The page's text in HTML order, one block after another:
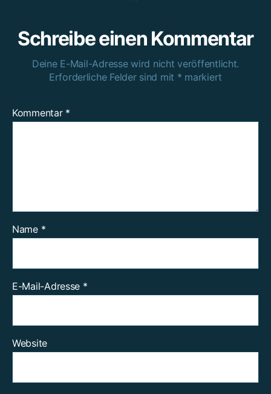
Schreibe einen Kommentar
Deine E-Mail-Adresse wird nicht veröffentlicht.
Erforderliche Felder sind mit * markiert
Kommentar *
Name *
E-Mail-Adresse *
Website